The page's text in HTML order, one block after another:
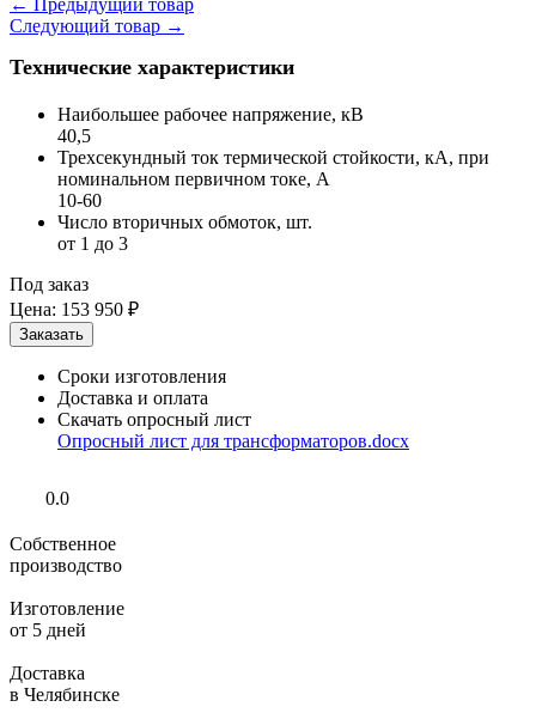
← Предыдущий товар
Следующий товар →
Технические характеристики
Наибольшее рабочее напряжение, кВ
40,5
Трехсекундный ток термической стойкости, кА, при
номинальном первичном токе, А
10-60
Число вторичных обмоток, шт.
от 1 до 3
Под заказ
Цена: 153 950 ₽
Сроки изготовления
Доставка и оплата
Скачать опросный лист
Опросный лист для трансформаторов.docx
0.0
Собственное
производство
Изготовление
от 5 дней
Доставка
в Челябинске